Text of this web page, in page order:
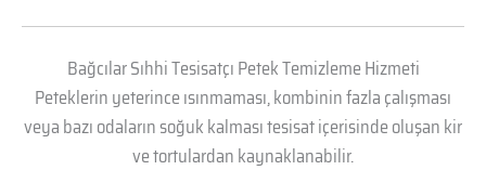
Bağcılar Sıhhi Tesisatçı Petek Temizleme Hizmeti
Peteklerin yeterince ısınmaması, kombinin fazla çalışması
veya bazı odaların soğuk kalması tesisat içerisinde oluşan kir
ve tortulardan kaynaklanabilir.